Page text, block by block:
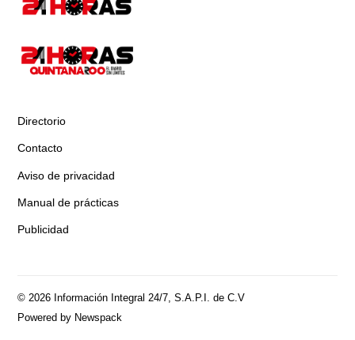
Directorio
Contacto
Aviso de privacidad
Manual de prácticas
Publicidad
© 2026 Información Integral 24/7, S.A.P.I. de C.V
Powered by Newspack